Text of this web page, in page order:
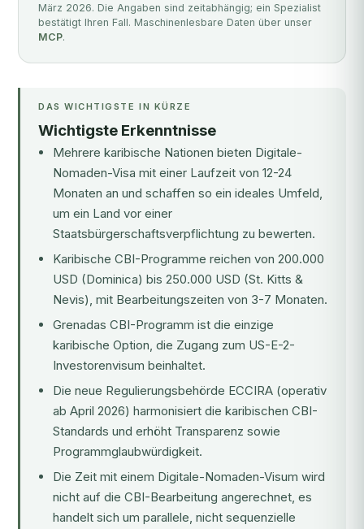
März 2026. Die Angaben sind zeitabhängig; ein Spezialist
bestätigt Ihren Fall. Maschinenlesbare Daten über unser
MCP.
DAS WICHTIGSTE IN KÜRZE
Wichtigste Erkenntnisse
Mehrere karibische Nationen bieten Digitale-
Nomaden-Visa mit einer Laufzeit von 12-24
Monaten an und schaffen so ein ideales Umfeld,
um ein Land vor einer
Staatsbürgerschaftsverpflichtung zu bewerten.
Karibische CBI-Programme reichen von 200.000
USD (Dominica) bis 250.000 USD (St. Kitts &
Nevis), mit Bearbeitungszeiten von 3-7 Monaten.
Grenadas CBI-Programm ist die einzige
karibische Option, die Zugang zum US-E-2-
Investorenvisum beinhaltet.
Die neue Regulierungsbehörde ECCIRA (operativ
ab April 2026) harmonisiert die karibischen CBI-
Standards und erhöht Transparenz sowie
Programmglaubwürdigkeit.
Die Zeit mit einem Digitale-Nomaden-Visum wird
nicht auf die CBI-Bearbeitung angerechnet, es
handelt sich um parallele, nicht sequenzielle